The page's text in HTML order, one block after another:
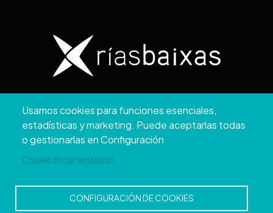
Usamos cookies para funciones esenciales,
estadísticas y marketing. Puede aceptarlas todas
o gestionarlas en Configuración
Cookie documentation
CONFIGURACIÓN DE COOKIES
Reservados todos los derechos
Aviso
Accesibilidad Protección de